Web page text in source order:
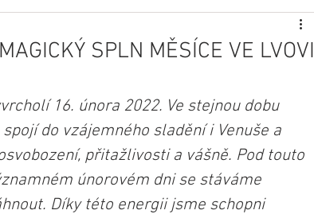
SPLN MĚSÍCE VE LVOVI
16. února 2022. Ve stejnou dobu
do vzájemného sladění i Venuše a
přitažlivosti a vášně. Pod touto
únorovém dni se stáváme
Díky této energii jsme schopni